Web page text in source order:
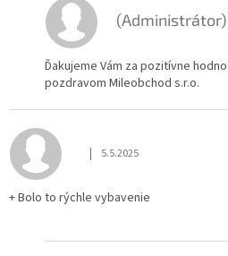
(Administrátor)
Ďakujeme Vám za pozitívne
pozdravom Mileobchod s.r.o.
Hodnotenie obchodu je 5 z
| 5.5.2025
+ Bolo to rýchle vybavenie